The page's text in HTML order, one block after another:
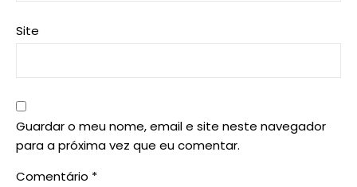
Site
Guardar o meu nome, email e site neste navegador
para a próxima vez que eu comentar.
Comentário *